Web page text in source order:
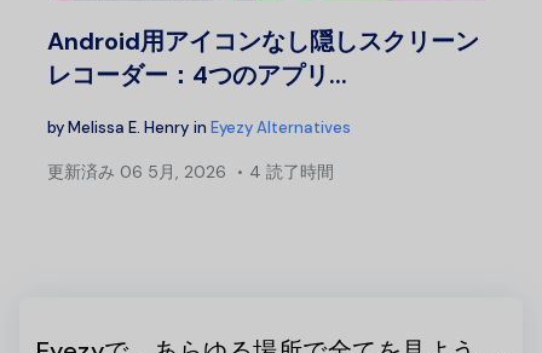
Android用アイコンなし隠しスクリーン
レコーダー：4つのアプリ...
byMelissa E. Henry in Eyezy Alternatives
更新済み 06 5月, 2026 4 読了時間